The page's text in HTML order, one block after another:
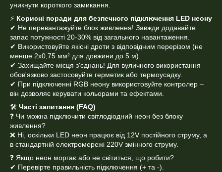
уникнути короткого замикання.
⚡ Корисні поради для безпечного підключення LED неону
✔ Не перевантажуйте блок живлення! Завжди додавайте
запас потужності 20-30% від загального навантаження.
✔ Використовуйте якісні дроти з відповідним перерізом (не
менше 2x0,75 мм² для довжини до 5 м).
✔ Захищайте місця з'єднань! Для вуличного використання
обов'язково застосовуйте герметик або термоусадку.
✔ При підключенні RGB неону використовуйте контролер –
він дозволяє керувати кольорами та ефектами.
🛠 Часті запитання (FAQ)
❓ Чи можна підключити світлодіодний неон без блоку
живлення?
❌ Ні, оскільки LED неон працює від 12V постійного струму, а
в стандартній електромережі 220V змінного струму.
❓ Якщо неон моргає або не світиться, що робити?
✔ Перевірте правильність підключення (+ та -).